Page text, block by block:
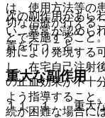
は、使用方法等の
切な治療が行える
とで実施すること
射により発現する
し、在宅自己注射
の止血効果が不十
よう指導すること
続が困難な場合に
次の副作用があら
い、異常が認めら
置を行うこと。
重大な副作用
１１．１． 重大